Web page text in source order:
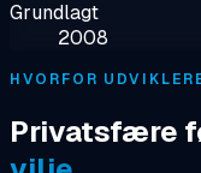
Grundlagt
2008
HVORFOR
Privatsfære